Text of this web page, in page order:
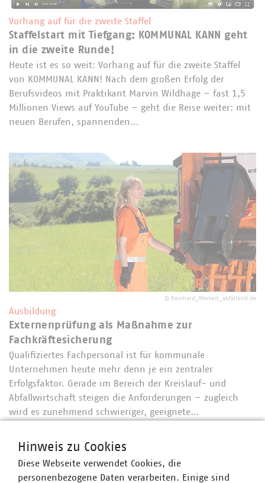
Vorhang auf für die zweite Staffel
Staffelstart mit Tiefgang: KOMMUNAL KANN geht
in die zweite Runde!
Heute ist es so weit: Vorhang auf für die zweite Staffel
von KOMMUNAL KANN! Nach dem großen Erfolg der
Berufsvideos mit Praktikant Marvin Wildhage – fast 1,5
Millionen Views auf YouTube – geht die Reise weiter: mit
neuen Berufen, spannenden…
© Reinhard_Weikert_abfallbild.de
Ausbildung
Externenprüfung als Maßnahme zur
Fachkräftesicherung
Qualifiziertes Fachpersonal ist für kommunale
Unternehmen heute mehr denn je ein zentraler
Erfolgsfaktor. Gerade im Bereich der Kreislauf- und
Abfallwirtschaft steigen die Anforderungen – zugleich
wird es zunehmend schwieriger, geeignete…
Hinweis zu Cookies
Diese Webseite verwendet Cookies, die
personenbezogene Daten verarbeiten. Einige sind